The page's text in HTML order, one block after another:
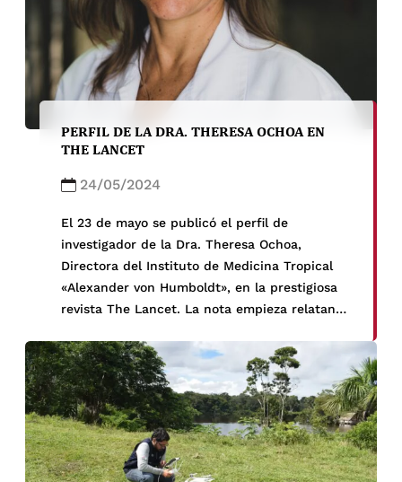
PERFIL DE LA DRA. THERESA OCHOA EN
THE LANCET
24/05/2024
El 23 de mayo se publicó el perfil de
investigador de la Dra. Theresa Ochoa,
Directora del Instituto de Medicina Tropical
«Alexander von Humboldt», en la prestigiosa
revista The Lancet. La nota empieza relatando
tanto en medicina como en su pasión por la
investigación y termina […]